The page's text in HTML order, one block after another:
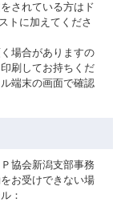
されている方はド
トに加えてくださ
場合がありますの
刷してお持ちくだ
端末の画面で確認
協会新潟支部事務
お受けできない場
：